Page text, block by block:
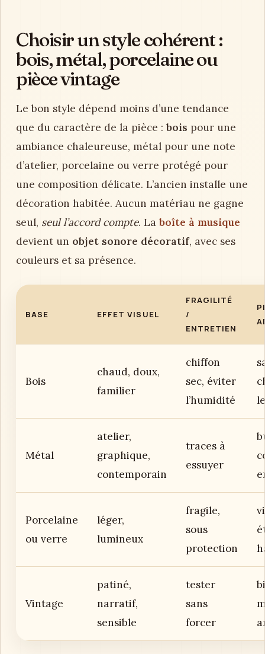
Choisir un style cohérent :
bois, métal, porcelaine ou
pièce vintage
Le bon style dépend moins d’une tendance
que du caractère de la pièce :bois pour une
ambiance chaleureuse, métal pour une note
d’atelier, porcelaine ou verre protégé pour
une composition délicate. L’ancien installe une
décoration habitée. Aucun matériau ne gagne
seul, seul l’accord compte. Laboîte à musique
devient un objet sonore décoratif, avec ses
couleurs et sa présence.
BASE EFFET VISUEL
FRAGILITÉ
/
ENTRETIEN
Bois
chaud, doux,
familier
chiffon
sec, éviter
l’humidité
Métal
atelier,
graphique,
contemporain
traces à
essuyer
Porcelaine
ou verre
léger,
lumineux
fragile,
sous
protection
Vintage
patiné,
narratif,
sensible
tester
sans
forcer